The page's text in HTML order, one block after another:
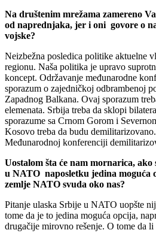
Na društenim mrežama zamereno
od naprednjaka, jer i oni govore o
vojske?
Neizbežna posledica politike aktuelne
regionu. Naša politika je upravo
koncept. Održavanje međunarodne
sporazum o zajedničkoj odbrambenoj
Zapadnog Balkana. Ovaj sporazum
elemenata. Srbija treba da sklopi
sporazume sa Crnom Gorom i
Kosovo treba da budu
Međunarodnoj konferenciji
Uostalom šta će nam mornarica,
u NATO naposletku jedina moguća
zemlje NATO svuda oko nas?
Pitanje ulaska Srbije u NATO uopšte
tome da je to jedina moguća opcija,
drugačije mirovno rešenje. O tome da